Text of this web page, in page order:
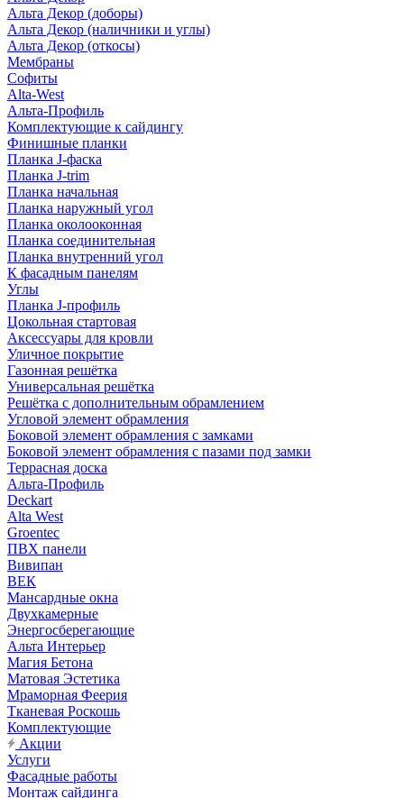
Альта Декор (доборы)
Альта Декор (наличники и углы)
Альта Декор (откосы)
Мембраны
Софиты
Alta-West
Альта-Профиль
Комплектующие к сайдингу
Финишные планки
Планка J-фаска
Планка J-trim
Планка начальная
Планка наружный угол
Планка околооконная
Планка соединительная
Планка внутренний угол
К фасадным панелям
Углы
Планка J-профиль
Цокольная стартовая
Аксессуары для кровли
Уличное покрытие
Газонная решётка
Универсальная решётка
Решётка с дополнительным обрамлением
Угловой элемент обрамления
Боковой элемент обрамления с замками
Боковой элемент обрамления с пазами под замки
Террасная доска
Альта-Профиль
Deckart
Alta West
Groentec
ПВХ панели
Вивипан
ВЕК
Мансардные окна
Двухкамерные
Энергосберегающие
Альта Интерьер
Магия Бетона
Матовая Эстетика
Мраморная Феерия
Тканевая Роскошь
Комплектующие
Акции
Услуги
Фасадные работы
Монтаж сайдинга